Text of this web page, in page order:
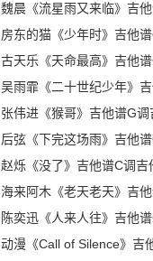
魏晨《流星雨又来临》吉
房东的猫《少年时》吉他
古天乐《天命最高》吉他
吴雨霏《二十世纪少年》
张伟进《猴哥》吉他谱G
后弦《下完这场雨》吉他
赵烁《没了》吉他谱C调吉
海来阿木《老天老天》吉
陈奕迅《人来人往》吉他
动漫《Call of Silence》吉